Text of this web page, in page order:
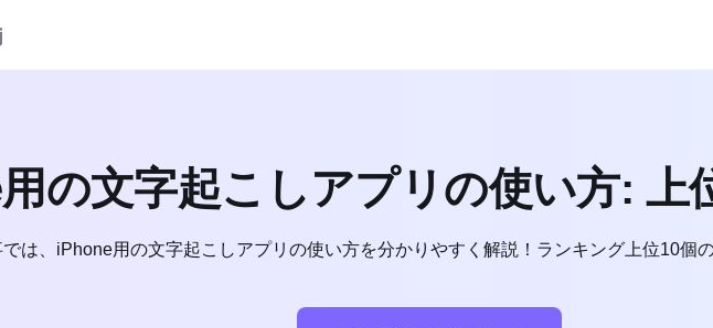
の文字起こしアプリの使い方: 上
では、iPhone用の文字起こしアプリの使い方を分かりやすく解説！ランキング上位10個